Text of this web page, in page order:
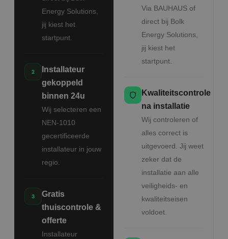
Energy Solutions,
jij kiest het
startpunt.
Installateur
gekoppeld
binnen 24u
Wij selecteren een
NEN-1010
gecertificeerde
installateur in jouw
regio.
Gratis
thuiscontrole &
offerte
Installateur
Via BAUHAUS of
direct bij Bolk
Energy Solutions,
jij kiest het
startpunt.
Kwaliteitscontrole
na installatie
Wij controleren of
alles correct is
uitgevoerd. Jij weet
zeker dat de
installatie aan alle
veiligheids- en
kwaliteitseisen
voldoet.